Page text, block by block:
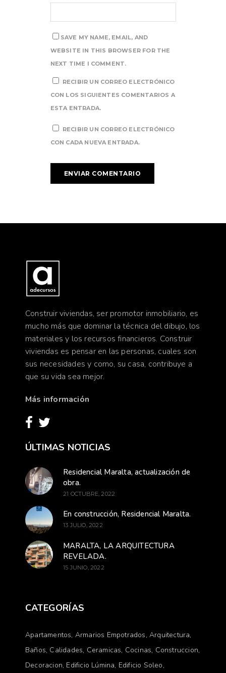
SAVE MY NAME, EMAIL, AND
WEBSITE IN THIS BROWSER FOR THE
NEXT TIME I COMMENT.
RECIBIR UN CORREO ELECTRÓNICO
CON LOS SIGUIENTES COMENTARIOS A
ESTA ENTRADA.
RECIBIR UN CORREO ELECTRÓNICO
CON CADA NUEVA ENTRADA.
Construir viviendas, ser promotor inmobiliario, es
mucho más que dominar la técnica del dibujo, los
materiales y los recursos financieros. Construir
viviendas es pensar en las personas, cuales son
sus necesidades y como, su casa, contribuye a
que su vida sea mejor.
Más información
ÚLTIMAS NOTICIAS
Residencial Maralta, actualización de
obra.
21 OCTUBRE, 2022
En construcción, Residencial Maralta.
13 JULIO, 2022
MARALTA, LA ARQUITECTURA
REVELADA.
15 JUNIO, 2022
CATEGORÍAS
Apartamentos Armarios Empotrados Arquitectura
Baños Calidades Ceramicas Cocinas Construccion
Decoracion Edificio Lúmina Edificio Soleo